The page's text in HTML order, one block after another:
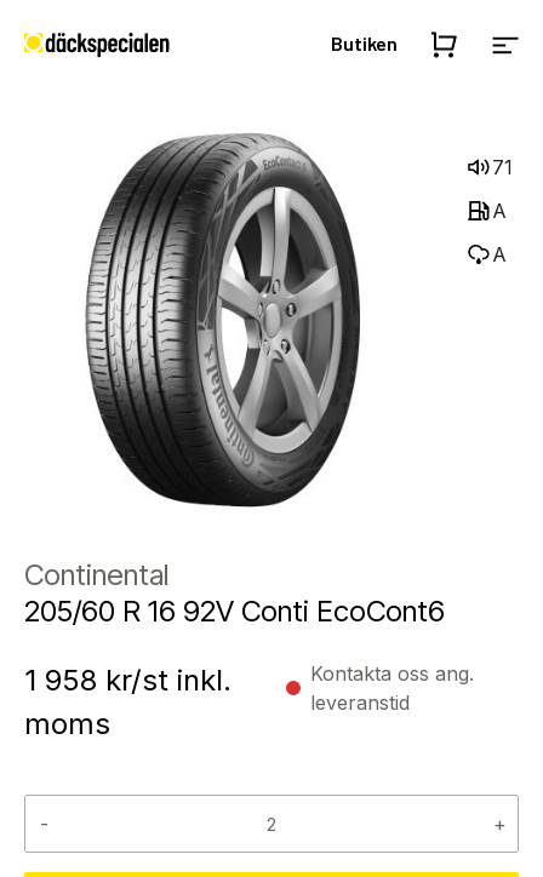
Butiken
71
A
A
Continental
205/60 R 16 92V Conti EcoCont6
1 958 kr/st inkl.
moms
Kontakta oss ang.
leveranstid
- +